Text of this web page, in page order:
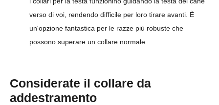
verso di voi, rendendo difficile per loro tirare avanti. È
un'opzione fantastica per le razze più robuste che
possono superare un collare normale.
Considerate il collare da
addestramento